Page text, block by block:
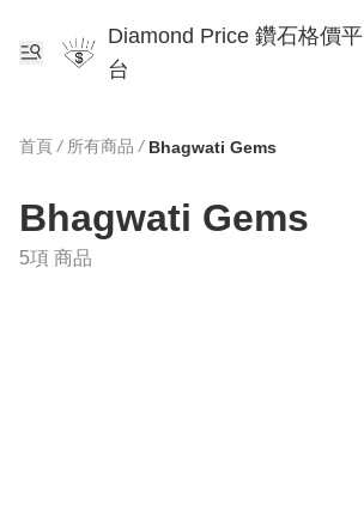
Diamond Price 鑽石格價平
台
首頁 / 所有商品 / Bhagwati Gems
Bhagwati Gems
5項 商品